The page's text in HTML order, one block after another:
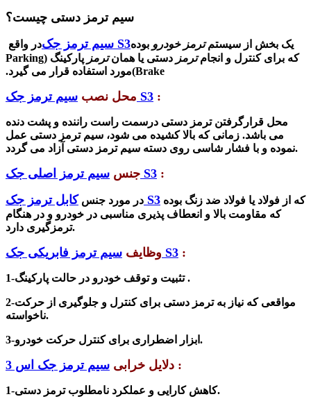
سیم ترمز دستی چیست؟
در واقع سیم ترمز جک S3 یک بخش از سیستمترمز خودرو بوده
که برای کنترل و انجامترمز دستی یا همانترمز
پارکینگ (Parking
Brake)مورد استفاده قرار می گیرد.
محل نصب سیم ترمز جک S3 :
محل قرارگرفتن ترمز دستی درسمت راست راننده و پشت دنده
می باشد. زمانی که بالا کشیده می شود، سیم ترمز دستی عمل
نموده و با فشار شاسی روی دسته سیم ترمز دستی آزاد می گردد.
جنس سیم ترمز اصلی جک S3 :
در مورد جنس کابل ترمز جک S3
که مقاومت بالا و انعطاف پذیری مناسبی در خودرو و در هنگام
ترمزگیری دارد.
وظایف سیم ترمز فابریکی جک S3 :
1- تثبیت و توقف خودرو در حالت پارکینگ .
2-مواقعی که نیاز به ترمز دستی برای کنترل و جلوگیری از حرکت
ناخواسته.
3- ابزار اضطراری برای کنترل حرکت خودرو.
دلایل خرابی سیم ترمز جک اس 3 :
1- کاهش کارایی و عملکرد نامطلوب ترمز دستی.